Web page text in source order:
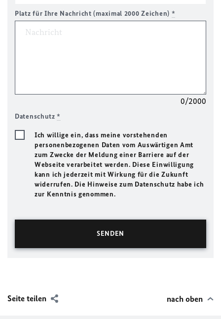
Platz für Ihre Nachricht (maximal 2000 Zeichen) *
0/2000
Datenschutz*
Ich willige ein, dass meine vorstehenden
personenbezogenen Daten vom Auswärtigen Amt
zum Zwecke der Meldung einer Barriere auf der
Webseite verarbeitet werden. Diese Einwilligung
kann ich jederzeit mit Wirkung für die Zukunft
widerrufen. Die Hinweise zum Datenschutz habe ich
zur Kenntnis genommen.
Seite teilen nach oben